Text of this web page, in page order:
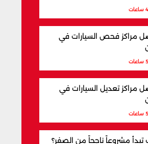
مراكز فحص السيارات في
مراكز تعديل السيارات في
تبدأ مشروعاً ناجحاً من الصفر؟